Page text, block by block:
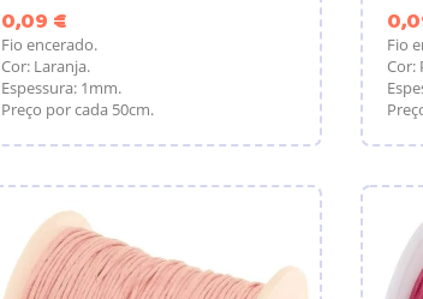
0,09 €Preço
Fio encerado.
Cor: Laranja.
Espessura: 1mm.
Preço por cada 50cm.
Fio
Cor: